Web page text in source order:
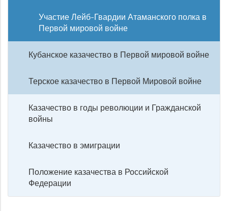
Участие Лейб-Гвардии Атаманского полка в
Первой мировой войне
Кубанское казачество в Первой мировой войне
Терское казачество в Первой Мировой войне
Казачество в годы революции и Гражданской
войны
Казачество в эмиграции
Положение казачества в Российской
Федерации